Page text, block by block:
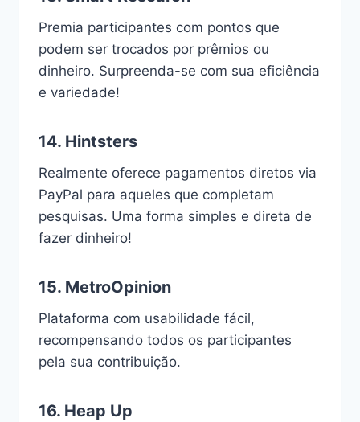
Premia participantes com pontos que
podem ser trocados por prêmios ou
dinheiro. Surpreenda-se com sua eficiência
e variedade!
14. Hintsters
Realmente oferece pagamentos diretos via
PayPal para aqueles que completam
pesquisas. Uma forma simples e direta de
fazer dinheiro!
15. MetroOpinion
Plataforma com usabilidade fácil,
recompensando todos os participantes
pela sua contribuição.
16. Heap Up